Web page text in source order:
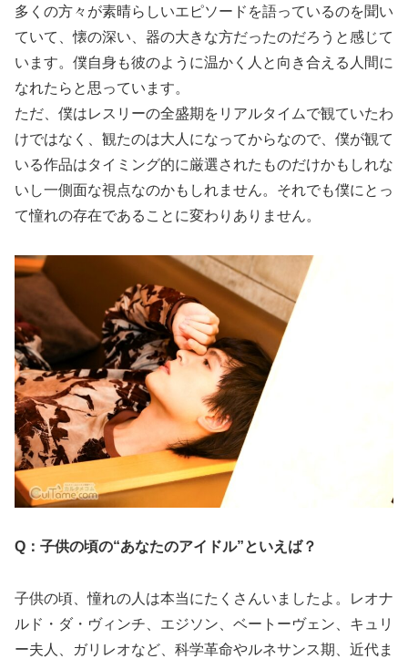
多くの方々が素晴らしいエピソードを語っているのを聞い
ていて、懐の深い、器の大きな方だったのだろうと感じて
います。僕自身も彼のように温かく人と向き合える人間に
なれたらと思っています。
ただ、僕はレスリーの全盛期をリアルタイムで観ていたわ
けではなく、観たのは大人になってからなので、僕が観て
いる作品はタイミング的に厳選されたものだけかもしれな
いし一側面な視点なのかもしれません。それでも僕にとっ
て憧れの存在であることに変わりありません。
Q：子供の頃の“あなたのアイドル”といえば？
子供の頃、憧れの人は本当にたくさんいましたよ。レオナ
ルド・ダ・ヴィンチ、エジソン、ベートーヴェン、キュリ
ー夫人、ガリレオなど、科学革命やルネサンス期、近代ま